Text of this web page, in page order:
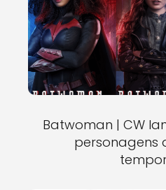
Batwoman | CW
personagens